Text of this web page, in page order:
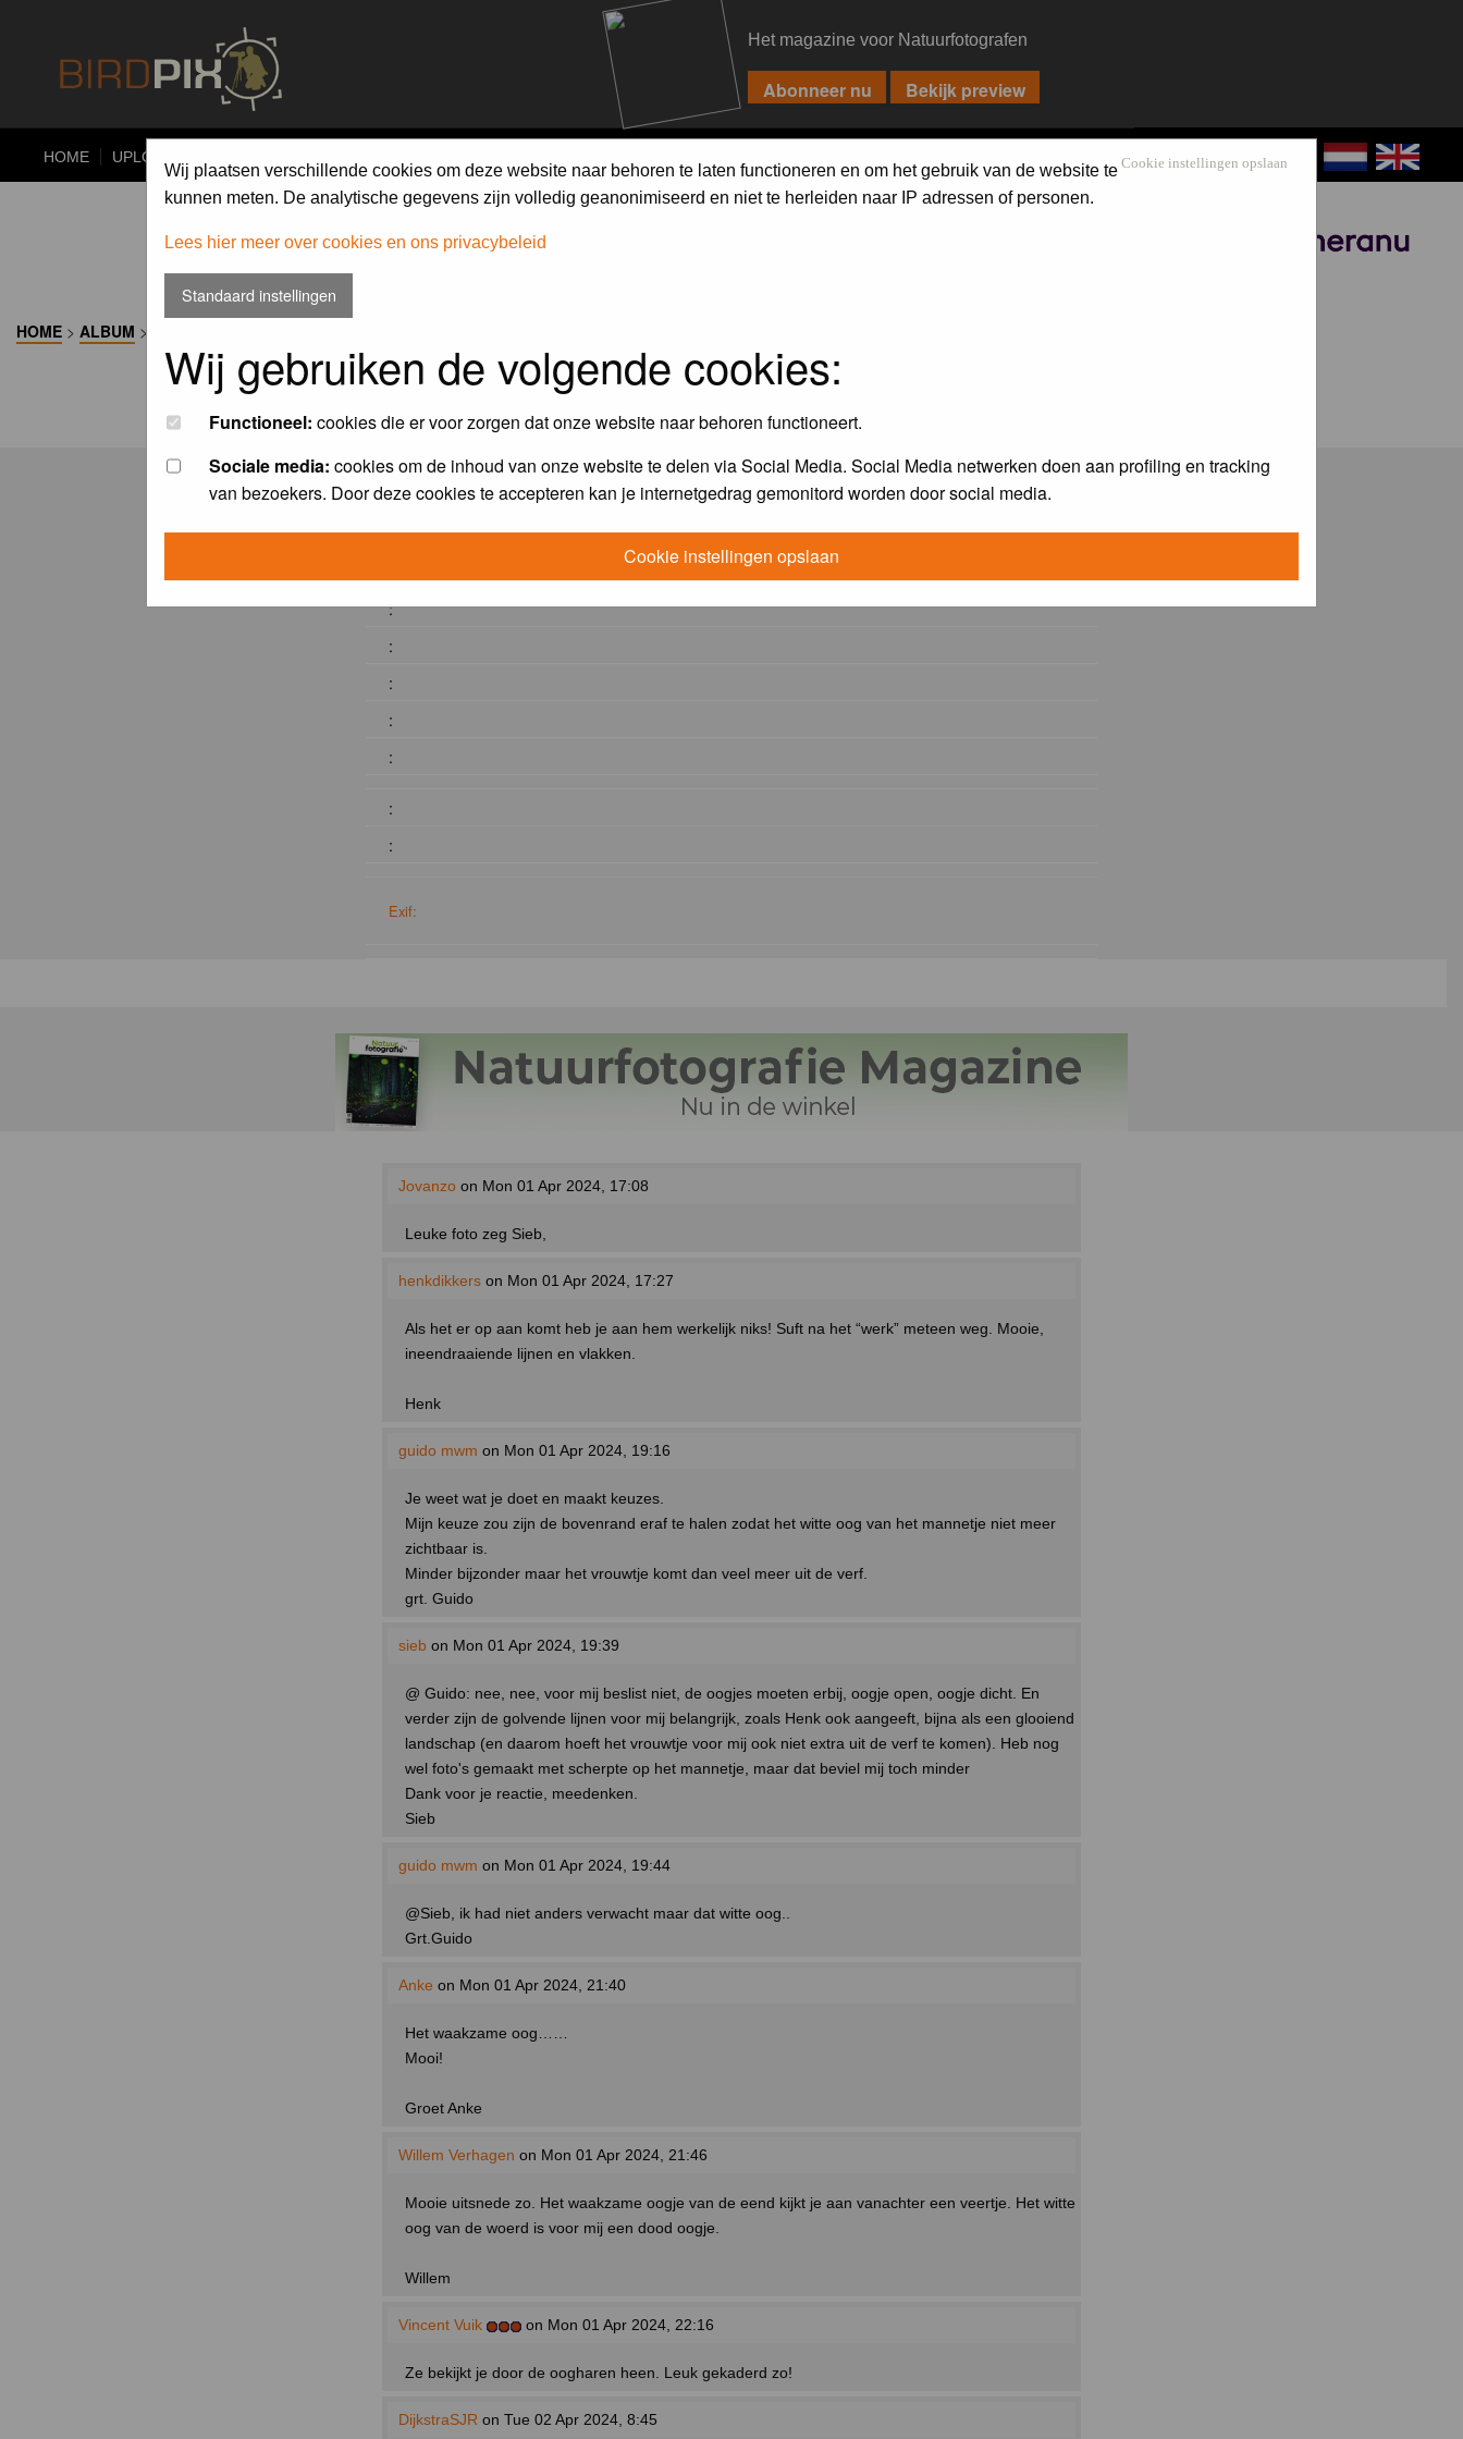
Het magazine voor Natuurfotografen
HOME UPLOAD Cookie instellingen opslaan
Wij plaatsen verschillende cookies om deze website naar behoren te laten functioneren en om het gebruik van de website te
kunnen meten. De analytische gegevens zijn volledig geanonimiseerd en niet te herleiden naar IP adressen of personen.
Lees hier meer over cookies en ons privacybeleid
Standaard instellingen
Wij gebruiken de volgende cookies:
Functioneel: cookies die er voor zorgen dat onze website naar behoren functioneert.
Sociale media: cookies om de inhoud van onze website te delen via Social Media. Social Media netwerken doen aan profiling en tracking
van bezoekers. Door deze cookies te accepteren kan je internetgedrag gemonitord worden door social media.
Cookie instellingen opslaan
HOME > ALBUM >
:
:
:
:
:
:
:
:
Exif:
Jovanzo on Mon 01 Apr 2024, 17:08
Leuke foto zeg Sieb,
henkdikkers on Mon 01 Apr 2024, 17:27
Als het er op aan komt heb je aan hem werkelijk niks! Suft na het “werk” meteen weg. Mooie,
ineendraaiende lijnen en vlakken.
Henk
guido mwm on Mon 01 Apr 2024, 19:16
Je weet wat je doet en maakt keuzes.
Mijn keuze zou zijn de bovenrand eraf te halen zodat het witte oog van het mannetje niet meer
zichtbaar is.
Minder bijzonder maar het vrouwtje komt dan veel meer uit de verf.
grt. Guido
sieb on Mon 01 Apr 2024, 19:39
@ Guido: nee, nee, voor mij beslist niet, de oogjes moeten erbij, oogje open, oogje dicht. En
verder zijn de golvende lijnen voor mij belangrijk, zoals Henk ook aangeeft, bijna als een glooiend
landschap (en daarom hoeft het vrouwtje voor mij ook niet extra uit de verf te komen). Heb nog
wel foto's gemaakt met scherpte op het mannetje, maar dat beviel mij toch minder
Dank voor je reactie, meedenken.
Sieb
guido mwm on Mon 01 Apr 2024, 19:44
@Sieb, ik had niet anders verwacht maar dat witte oog..
Grt.Guido
Anke on Mon 01 Apr 2024, 21:40
Het waakzame oog……
Mooi!
Groet Anke
Willem Verhagen on Mon 01 Apr 2024, 21:46
Mooie uitsnede zo. Het waakzame oogje van de eend kijkt je aan vanachter een veertje. Het witte
oog van de woerd is voor mij een dood oogje.
Willem
Vincent Vuik on Mon 01 Apr 2024, 22:16
Ze bekijkt je door de oogharen heen. Leuk gekaderd zo!
DijkstraSJR on Tue 02 Apr 2024, 8:45